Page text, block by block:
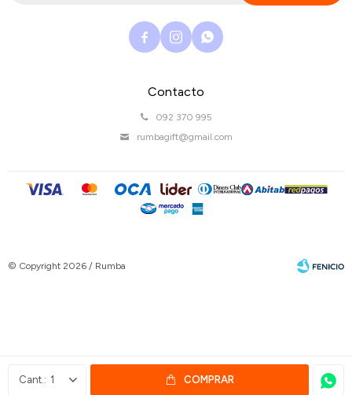
1 COMPRAR
Contacto
092 370 995
rumbagift@gmail.com
  
© Copyright 2026 / Rumba
Fenicio